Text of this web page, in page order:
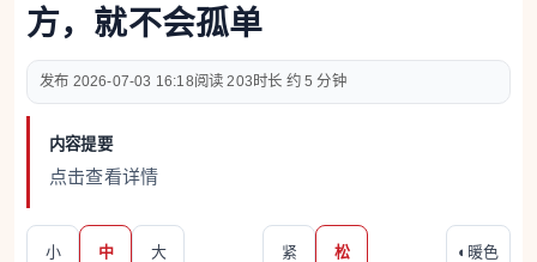
方，就不会孤单
2026-07-03 16:18 203 约 5 分钟
内容提要
点击查看详情
小 中 大 紧 松 ◐ 暖色